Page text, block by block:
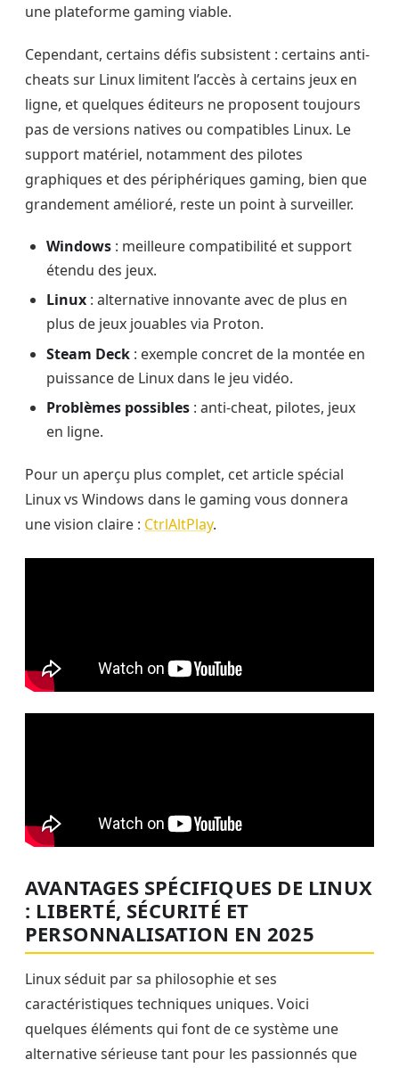
une plateforme gaming viable.
Cependant, certains défis subsistent : certains anti-
cheats sur Linux limitent l’accès à certains jeux en
ligne, et quelques éditeurs ne proposent toujours
pas de versions natives ou compatibles Linux. Le
support matériel, notamment des pilotes
graphiques et des périphériques gaming, bien que
grandement amélioré, reste un point à surveiller.
Windows : meilleure compatibilité et support
étendu des jeux.
Linux : alternative innovante avec de plus en
plus de jeux jouables via Proton.
Steam Deck : exemple concret de la montée en
puissance de Linux dans le jeu vidéo.
Problèmes possibles : anti-cheat, pilotes, jeux
en ligne.
Pour un aperçu plus complet, cet article spécial
Linux vs Windows dans le gaming vous donnera
une vision claire : CtrlAltPlay.
AVANTAGES SPÉCIFIQUES DE LINUX
: LIBERTÉ, SÉCURITÉ ET
PERSONNALISATION EN 2025
Linux séduit par sa philosophie et ses
caractéristiques techniques uniques. Voici
quelques éléments qui font de ce système une
alternative sérieuse tant pour les passionnés que